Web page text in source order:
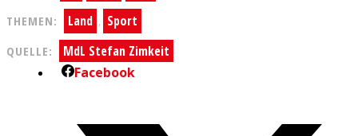
THEMEN: Land , Sport
QUELLE:
MdL Stefan Zimkeit
Facebook